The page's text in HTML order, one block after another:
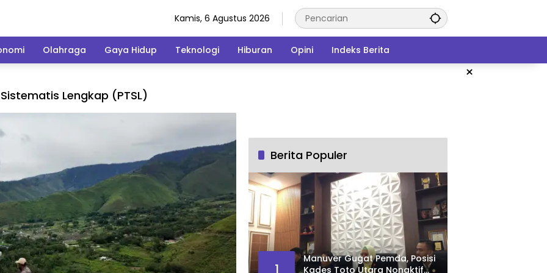
Kamis, 6 Agustus 2026
Olahraga Gaya Hidup Teknologi Hiburan Opini Indeks Berita
×
Lengkap (PTSL)
Berita Populer
1
Manuver Gugat Pemda, Posisi
Kades Toto Utara Nonaktif